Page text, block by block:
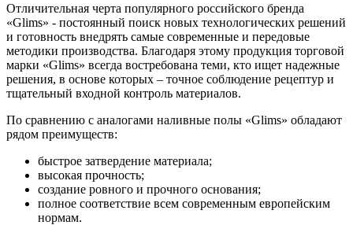
Отличительная черта популярного российского бренда
«Glims» - постоянный поиск новых технологических решений
и готовность внедрять самые современные и передовые
методики производства. Благодаря этому продукция торговой
марки «Glims» всегда востребована теми, кто ищет надежные
решения, в основе которых – точное соблюдение рецептур и
тщательный входной контроль материалов.
По сравнению с аналогами наливные полы «Glims» обладают
рядом преимуществ:
быстрое затвердение материала;
высокая прочность;
создание ровного и прочного основания;
полное соответствие всем современным европейским
нормам.